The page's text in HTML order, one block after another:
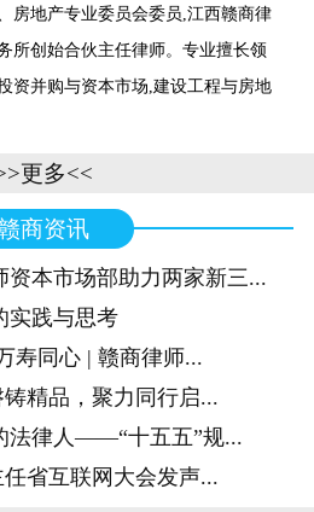
房地产专业委员会委员,江西赣商律
所创始合伙主任律师。专业擅长领
资并购与资本市场,建设工程与房地
更多<<
商资讯
资本市场部助力两家新三...
实践与思考
寿同心 | 赣商律师...
精品，聚力同行启...
法律人——“十五五”规...
省互联网大会发声...